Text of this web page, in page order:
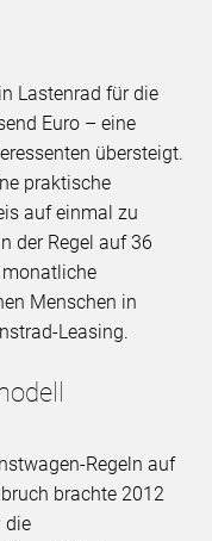
Lastenrad für die
Euro – eine
übersteigt.
praktische
auf einmal zu
der Regel auf 36
monatliche
Menschen in
Leasing.
Regeln auf
brachte 2012
die